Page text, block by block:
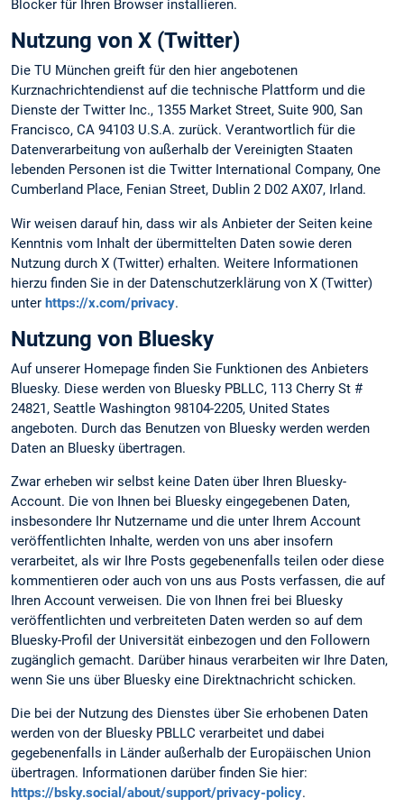
Blocker für Ihren Browser installieren.
Nutzung von X (Twitter)
Die TU München greift für den hier angebotenen
Kurznachrichtendienst auf die technische Plattform und die
Dienste der Twitter Inc., 1355 Market Street, Suite 900, San
Francisco, CA 94103 U.S.A. zurück. Verantwortlich für die
Datenverarbeitung von außerhalb der Vereinigten Staaten
lebenden Personen ist die Twitter International Company, One
Cumberland Place, Fenian Street, Dublin 2 D02 AX07, Irland.
Wir weisen darauf hin, dass wir als Anbieter der Seiten keine
Kenntnis vom Inhalt der übermittelten Daten sowie deren
Nutzung durch X (Twitter) erhalten. Weitere Informationen
hierzu finden Sie in der Datenschutzerklärung von X (Twitter)
unter https://x.com/privacy.
Nutzung von Bluesky
Auf unserer Homepage finden Sie Funktionen des Anbieters
Bluesky. Diese werden von Bluesky PBLLC, 113 Cherry St #
24821, Seattle Washington 98104-2205, United States
angeboten. Durch das Benutzen von Bluesky werden werden
Daten an Bluesky übertragen.
Zwar erheben wir selbst keine Daten über Ihren Bluesky-
Account. Die von Ihnen bei Bluesky eingegebenen Daten,
insbesondere Ihr Nutzername und die unter Ihrem Account
veröffentlichten Inhalte, werden von uns aber insofern
verarbeitet, als wir Ihre Posts gegebenenfalls teilen oder diese
kommentieren oder auch von uns aus Posts verfassen, die auf
Ihren Account verweisen. Die von Ihnen frei bei Bluesky
veröffentlichten und verbreiteten Daten werden so auf dem
Bluesky-Profil der Universität einbezogen und den Followern
zugänglich gemacht. Darüber hinaus verarbeiten wir Ihre Daten,
wenn Sie uns über Bluesky eine Direktnachricht schicken.
Die bei der Nutzung des Dienstes über Sie erhobenen Daten
werden von der Bluesky PBLLC verarbeitet und dabei
gegebenenfalls in Länder außerhalb der Europäischen Union
übertragen. Informationen darüber finden Sie hier:
https://bsky.social/about/support/privacy-policy.